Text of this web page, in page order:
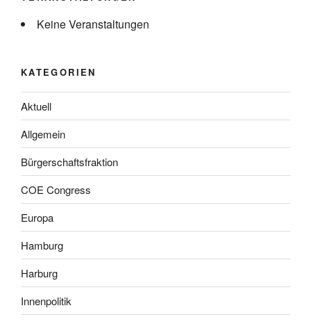
Keine Veranstaltungen
KATEGORIEN
Aktuell
Allgemein
Bürgerschaftsfraktion
COE Congress
Europa
Hamburg
Harburg
Innenpolitik